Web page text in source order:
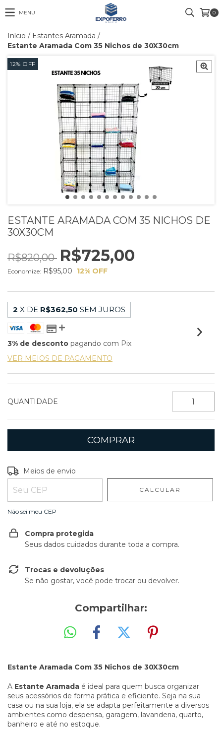
MENU 0
Início / Estantes Aramada /
Estante Aramada Com 35 Nichos de 30X30cm
12% OFF
ESTANTE ARAMADA COM 35 NICHOS DE
30X30CM
R$820,00 R$725,00
Economize: R$95,00 12% OFF
2 X DE R$362,50 SEM JUROS
3% de desconto pagando com Pix
VER MEIOS DE PAGAMENTO
QUANTIDADE
Entregas para o CEP:
Meios de envio
CALCULAR
Não sei meu CEP
Compra protegida
Seus dados cuidados durante toda a compra.
Trocas e devoluções
Se não gostar, você pode trocar ou devolver.
Compartilhar:
Estante Aramada Com 35 Nichos de 30X30cm
A Estante Aramada é ideal para quem busca organizar
seus acessórios de forma prática e eficiente. Seja na sua
casa ou na sua loja, ela se adapta perfeitamente a diversos
ambientes como despensa, garagem, lavanderia, quarto,
banheiro e até no estoque.